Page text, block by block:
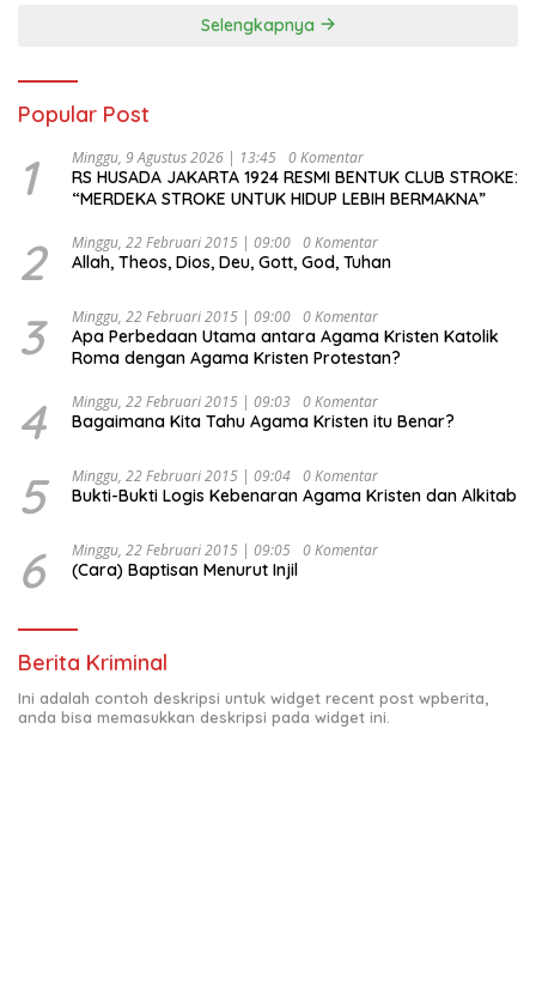
Selengkapnya
Popular Post
1 Minggu, 9 Agustus 2026 | 13:45 0 Komentar
RS HUSADA JAKARTA 1924 RESMI BENTUK CLUB STROKE:
“MERDEKA STROKE UNTUK HIDUP LEBIH BERMAKNA”
2 Minggu, 22 Februari 2015 | 09:00 0 Komentar
Allah, Theos, Dios, Deu, Gott, God, Tuhan
3 Minggu, 22 Februari 2015 | 09:00 0 Komentar
Apa Perbedaan Utama antara Agama Kristen Katolik
Roma dengan Agama Kristen Protestan?
4 Minggu, 22 Februari 2015 | 09:03 0 Komentar
Bagaimana Kita Tahu Agama Kristen itu Benar?
5 Minggu, 22 Februari 2015 | 09:04 0 Komentar
Bukti-Bukti Logis Kebenaran Agama Kristen dan Alkitab
6 Minggu, 22 Februari 2015 | 09:05 0 Komentar
(Cara) Baptisan Menurut Injil
Berita Kriminal
Ini adalah contoh deskripsi untuk widget recent post wpberita,
anda bisa memasukkan deskripsi pada widget ini.